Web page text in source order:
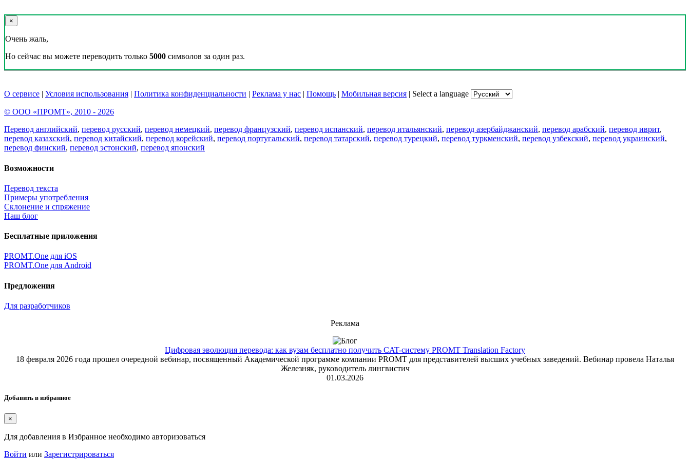
×
Очень жаль,
Но сейчас вы можете переводить только 5000 символов за один раз.
О сервисе | Условия использования | Политика конфиденциальности | Реклама у нас | Помощь | Мобильная версия | Select a language
© ООО «ПРОМТ», 2010 - 2026
Перевод английский, перевод русский, перевод немецкий, перевод французский, перевод испанский, перевод итальянский, перевод азербайджанский, перевод арабский, перевод иврит,
перевод казахский, перевод китайский, перевод корейский, перевод португальский, перевод татарский, перевод турецкий, перевод туркменский, перевод узбекский, перевод украинский,
перевод финский, перевод эстонский, перевод японский
Возможности
Перевод текста
Примеры употребления
Склонение и спряжение
Наш блог
Бесплатные приложения
PROMT.One для iOS
PROMT.One для Android
Предложения
Для разработчиков
Реклама
Цифровая эволюция перевода: как вузам бесплатно получить CAT-систему PROMT Translation Factory
18 февраля 2026 года прошел очередной вебинар, посвященный Академической программе компании PROMT для представителей высших учебных заведений. Вебинар провела Наталья
Железняк, руководитель лингвистич
01.03.2026
Добавить в избранное
×
Для добавления в Избранное необходимо авторизоваться
Войти или Зарегистрироваться